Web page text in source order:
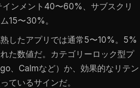
ンメント40〜60%、サブスクリ
15〜30%。
したアプリでは通常5〜10%。5%
た数値だ。カテゴリーロック型プ
、Calmなど）か、効果的なリテン
ているサインだ。